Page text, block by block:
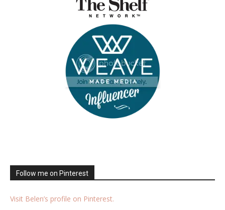
Follow me on Pinterest
Visit Belen’s profile on Pinterest.